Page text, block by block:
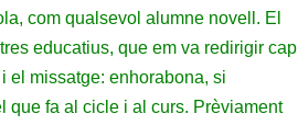
com qualsevol alumne novell. El
educatius, que em va redirigir cap
el missatge: enhorabona, si
que fa al cicle i al curs. Prèviament